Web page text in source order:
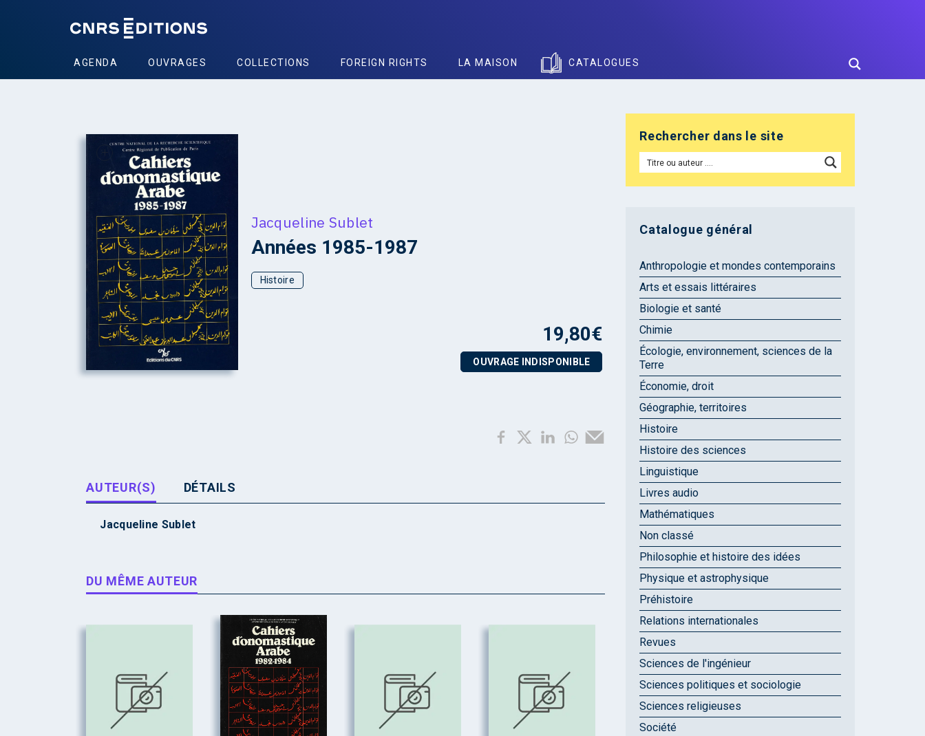
AGENDA OUVRAGES COLLECTIONS FOREIGN RIGHTS LA MAISON CATALOGUES
+
Jacqueline Sublet
Années 1985-1987
Histoire
19,80€
OUVRAGE INDISPONIBLE
AUTEUR(S) DÉTAILS
Jacqueline Sublet
DU MÊME AUTEUR
Rechercher dans le site
Catalogue général
Anthropologie et mondes contemporains
Arts et essais littéraires
Biologie et santé
Chimie
Écologie, environnement, sciences de la
Terre
Économie, droit
Géographie, territoires
Histoire
Histoire des sciences
Linguistique
Livres audio
Mathématiques
Non classé
Philosophie et histoire des idées
Physique et astrophysique
Préhistoire
Relations internationales
Revues
Sciences de l'ingénieur
Sciences politiques et sociologie
Sciences religieuses
Société